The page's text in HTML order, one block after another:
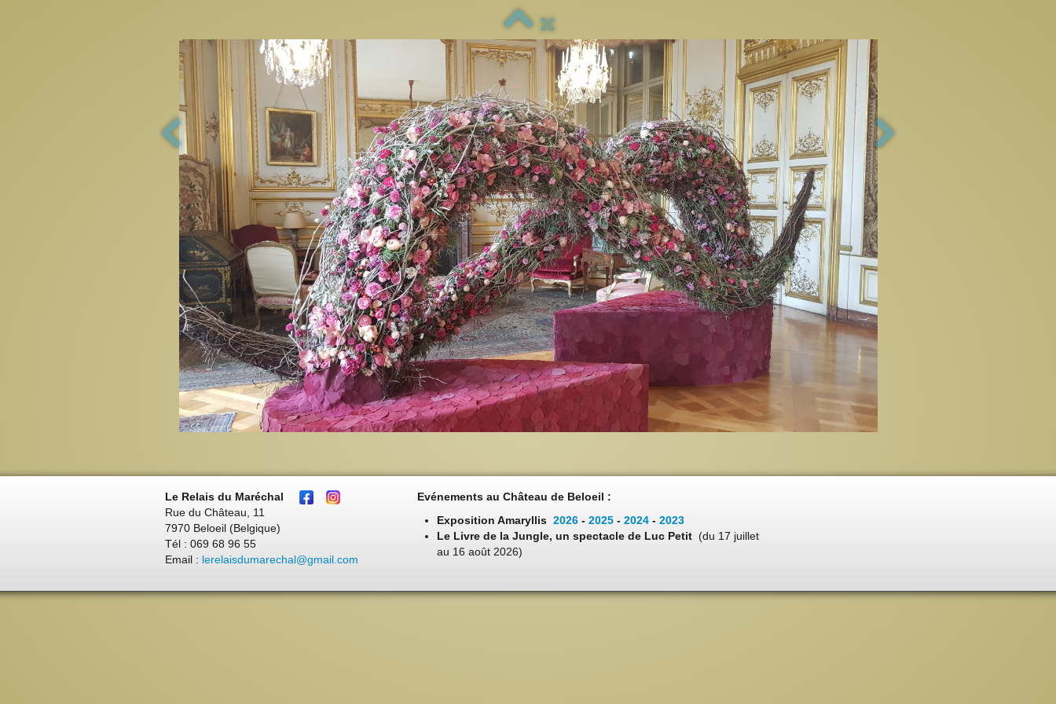
Le Relais du Maréchal
Rue du Château, 11
7970 Beloeil (Belgique)
Tél : 069 68 96 55
Email : lerelaisdumarechal@gmail.com
Evénements au Château de Beloeil :
Exposition Amaryllis 2026 -2025 -2024 -2023
Le Livre de la Jungle, un spectacle de Luc Petit(du 17 juillet
au 16 août 2026)